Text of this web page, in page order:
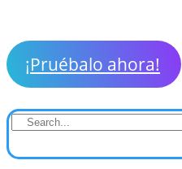
¡Pruébalo ahora!